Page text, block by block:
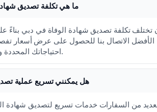
ما هي تكلفة تصديق
تختلف تكلفة تصديق شهادة الوفاة في دبي بناءً
الاتصال بنا للحصول على عرض أسعار
احتياجاتك المحددة والسفارات المعنية.
هل يمكنني تسريع عملية
من السفارات خدمات تسريع لتصديق شهادة